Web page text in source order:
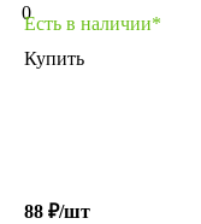
0
Есть в наличии*
Купить
88 ₽/шт